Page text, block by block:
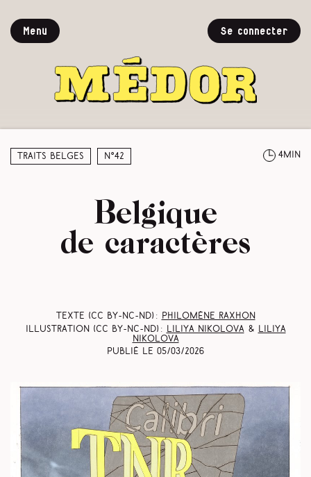
Menu Se connecter
Traits belges N°42 4min
Belgique
de caractères
Texte (CC BY-NC-ND) :
Philomène Raxhon
Illustration (CC BY-NC-ND) :
Liliya Nikolova &
Liliya
Nikolova
Publié le 05/03/2026